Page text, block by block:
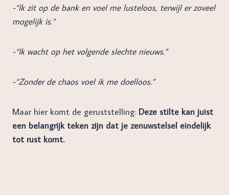
-“Ik zit op de bank en voel me lusteloos, terwijl er zoveel
mogelijk is.”
-“Ik wacht op het volgende slechte nieuws.”
-“Zonder de chaos voel ik me doelloos.”
Maar hier komt de geruststelling: Deze stilte kan juist
een belangrijk teken zijn dat je zenuwstelsel eindelijk
tot rust komt.